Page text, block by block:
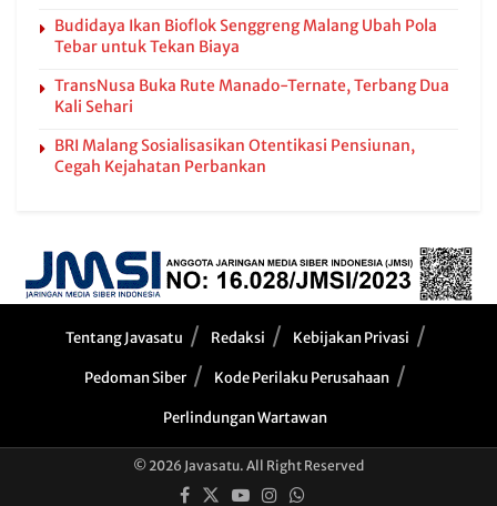
Budidaya Ikan Bioflok Senggreng Malang Ubah Pola
Tebar untuk Tekan Biaya
TransNusa Buka Rute Manado-Ternate, Terbang Dua
Kali Sehari
BRI Malang Sosialisasikan Otentikasi Pensiunan,
Cegah Kejahatan Perbankan
Tentang Javasatu Redaksi Kebijakan Privasi
Pedoman Siber Kode Perilaku Perusahaan
Perlindungan Wartawan
© 2026 Javasatu. All Right Reserved